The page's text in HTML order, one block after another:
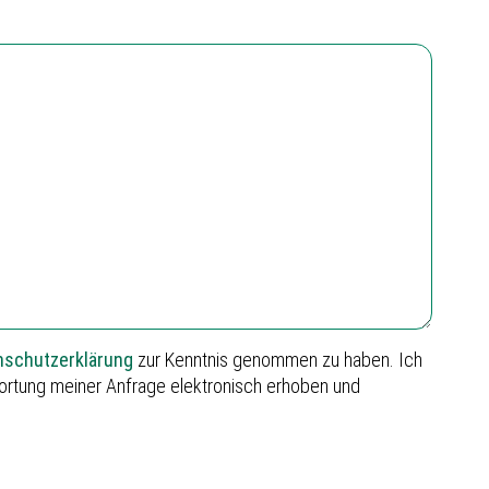
zur Kenntnis genommen zu haben. Ich
meiner Anfrage elektronisch erhoben und